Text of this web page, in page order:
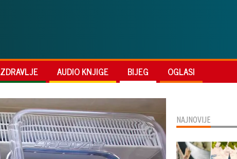
ZDRAVLJE AUDIO KNJIGE BIJEG OGLASI
NAJNOVIJE